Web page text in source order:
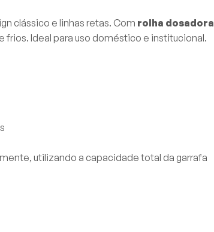
clássico e linhas retas. Com rolha dosadora
frios. Ideal para uso doméstico e institucional.
utilizando a capacidade total da garrafa